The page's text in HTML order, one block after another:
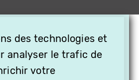
des technologies et
analyser le trafic de
votre
LA VIDÉO EN
ABONNEZ VOS
À VITHÈQUE !